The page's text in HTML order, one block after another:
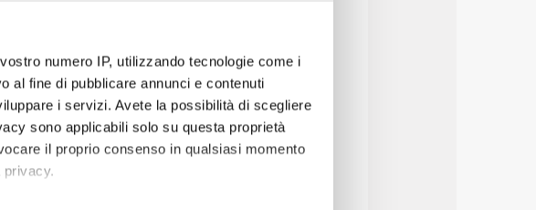
numero IP, utilizzando tecnologie come i
al fine di pubblicare annunci e contenuti
i servizi. Avete la possibilità di scegliere
sono applicabili solo su questa proprietà
il proprio consenso in qualsiasi momento